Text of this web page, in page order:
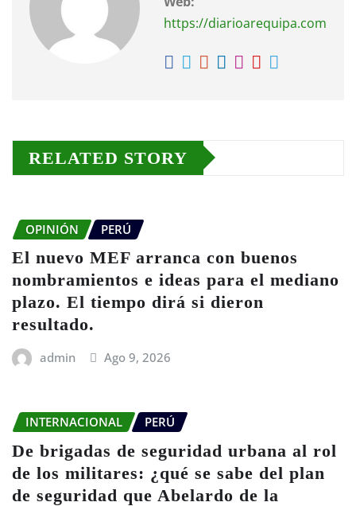
https://diarioarequipa.com
RELATED STORY
OPINIÓN PERÚ
El nuevo MEF arranca con buenos
nombramientos e ideas para el mediano
plazo. El tiempo dirá si dieron
resultado.
admin Ago 9, 2026
INTERNACIONAL PERÚ
De brigadas de seguridad urbana al rol
de los militares: ¿qué se sabe del plan
de seguridad que Abelardo de la